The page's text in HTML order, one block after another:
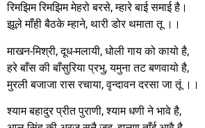
रिमझिम रिमझिम मेहरो बरसे, म्हारे बाई समाई है।
झूले माँही बैठके म्हाने, थारी डोर थमाता तू ।।
माखन-मिश्री, दूध-मलायी, धोली गाय को कायो है,
हरे बाँस की बाँसुरिया प्रभु, यमुना तट बणवायो है,
मुरली बजाजा रास रचाया, वृन्दावन दरसा जा तूं ।।
श्याम बहादुर प्रीत पुराणी, श्याम धणी ने भावे है,